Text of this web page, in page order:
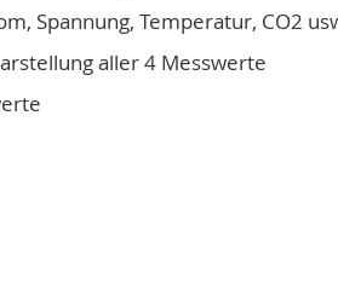
Spannung, Temperatur, CO2
aller 4 Messwerte